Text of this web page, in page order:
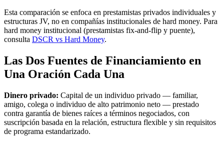
Esta comparación se enfoca en prestamistas privados individuales y
estructuras JV, no en compañías institucionales de hard money. Para
hard money institucional (prestamistas fix-and-flip y puente),
consulta DSCR vs Hard Money.
Las Dos Fuentes de Financiamiento en
Una Oración Cada Una
Dinero privado: Capital de un individuo privado — familiar,
amigo, colega o individuo de alto patrimonio neto — prestado
contra garantía de bienes raíces a términos negociados, con
suscripción basada en la relación, estructura flexible y sin requisitos
de programa estandarizado.